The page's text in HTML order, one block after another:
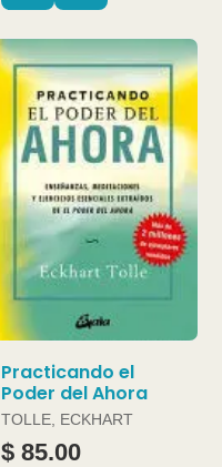
Practicando el
Poder del Ahora
TOLLE, ECKHART
$ 85.00